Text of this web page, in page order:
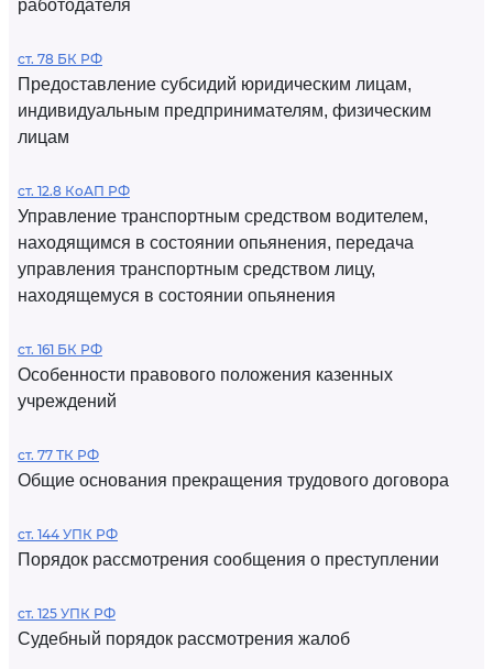
работодателя
ст. 78 БК РФ
Предоставление субсидий юридическим лицам,
индивидуальным предпринимателям, физическим
лицам
ст. 12.8 КоАП РФ
Управление транспортным средством водителем,
находящимся в состоянии опьянения, передача
управления транспортным средством лицу,
находящемуся в состоянии опьянения
ст. 161 БК РФ
Особенности правового положения казенных
учреждений
ст. 77 ТК РФ
Общие основания прекращения трудового договора
ст. 144 УПК РФ
Порядок рассмотрения сообщения о преступлении
ст. 125 УПК РФ
Судебный порядок рассмотрения жалоб